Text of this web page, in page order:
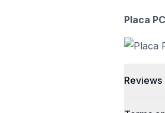
Placa
Reviews